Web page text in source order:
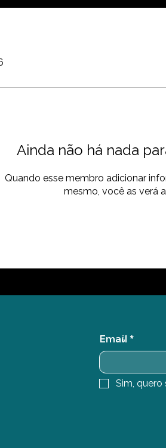
Ainda não há nada
Quando esse membro adicionar
mesmo, você as verá
Email *
Sim, quero